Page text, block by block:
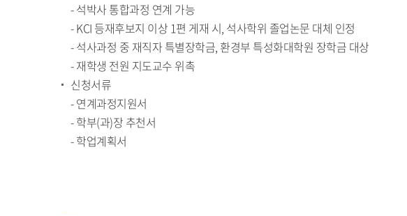
- 석박사 통합과정 연계 가능
- KCI 등재후보지 이상 1편 게재 시, 석사학위 졸업논문 대체 인정
- 석사과정 중 재직자 특별장학금, 환경부 특성화대학원 장학금 대상
- 재학생 전원 지도교수 위촉
신청서류
- 연계과정지원서
- 학부(과)장 추천서
- 학업계획서